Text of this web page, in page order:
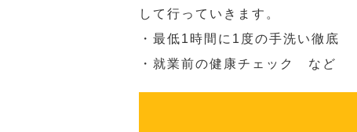
して行っていきます。
・最低1時間に1度の手洗い徹底
・就業前の健康チェック など